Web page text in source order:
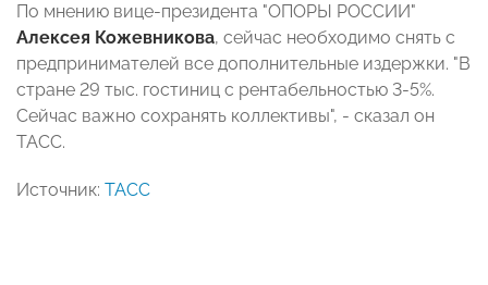
По мнению вице-президента "ОПОРЫ РОССИИ"
Алексея Кожевникова, сейчас необходимо снять с
предпринимателей все дополнительные издержки. "В
стране 29 тыс. гостиниц с рентабельностью 3-5%.
Сейчас важно сохранять коллективы", - сказал он
ТАСС.
Источник: ТАСС